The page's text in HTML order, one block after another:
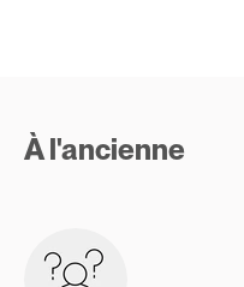
À l'ancienne